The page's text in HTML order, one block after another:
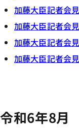
加藤大臣記者会
加藤大臣記者会
加藤大臣記者会
加藤大臣記者会
令和6年8月